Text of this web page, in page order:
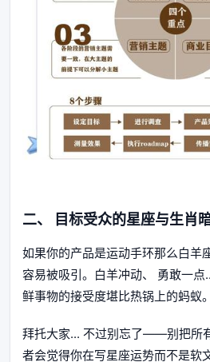
二、 目标受众的星座与生肖
如果你的产品是运动手环那么白羊
容易被吸引。白羊冲动、 勇敢一
鲜事物的接受度堪比热锅上的蚂蚁
拜托大家... 不过别忘了——别把所
者会觉得你在写星座运势而不是软文